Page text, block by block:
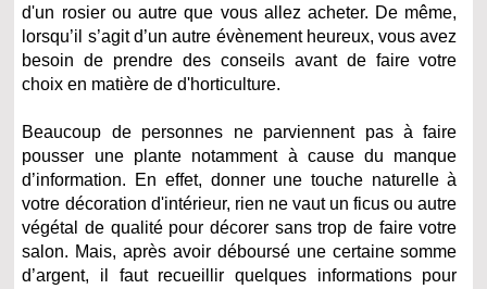
d'un rosier ou autre que vous allez acheter. De même,
lorsqu’il s’agit d’un autre évènement heureux, vous avez
besoin de prendre des conseils avant de faire votre
choix en matière de d'horticulture.
Beaucoup de personnes ne parviennent pas à faire
pousser une plante notamment à cause du manque
d’information. En effet, donner une touche naturelle à
votre décoration d'intérieur, rien ne vaut un ficus ou autre
végétal de qualité pour décorer sans trop de faire votre
salon. Mais, après avoir déboursé une certaine somme
d’argent, il faut recueillir quelques informations pour